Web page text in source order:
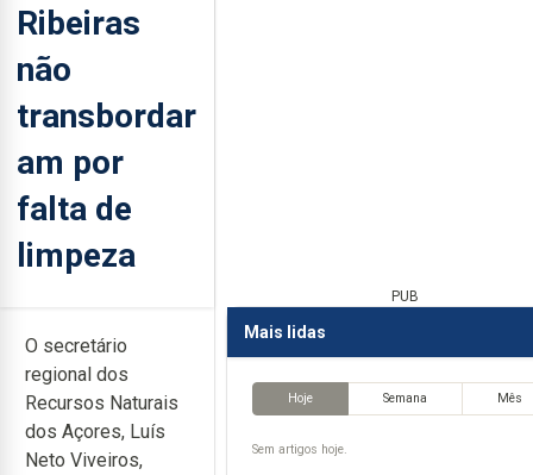
Ribeiras
não
transbordar
am por
falta de
limpeza
O secretário
regional dos
Recursos Naturais
dos Açores, Luís
Neto Viveiros,
PUB
Mais lidas
Hoje Semana Mês
Sem artigos hoje.